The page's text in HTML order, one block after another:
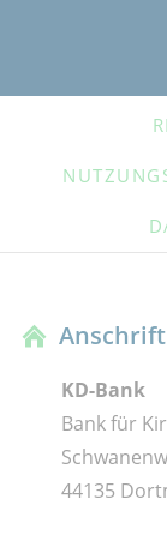
Anschrift
KD-Bank
Bank für
44135